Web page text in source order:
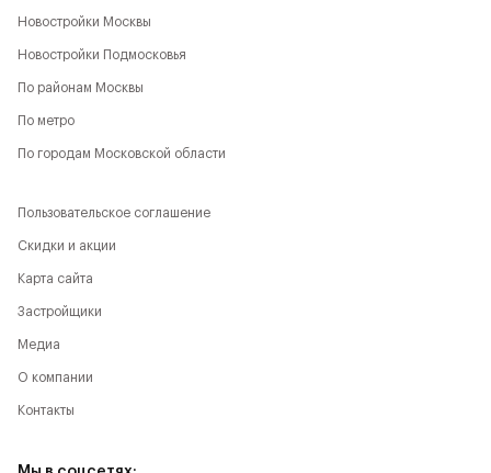
Новостройки Москвы
Новостройки Подмосковья
По районам Москвы
По метро
По городам Московской области
Пользовательское соглашение
Скидки и акции
Карта сайта
Застройщики
Медиа
О компании
Контакты